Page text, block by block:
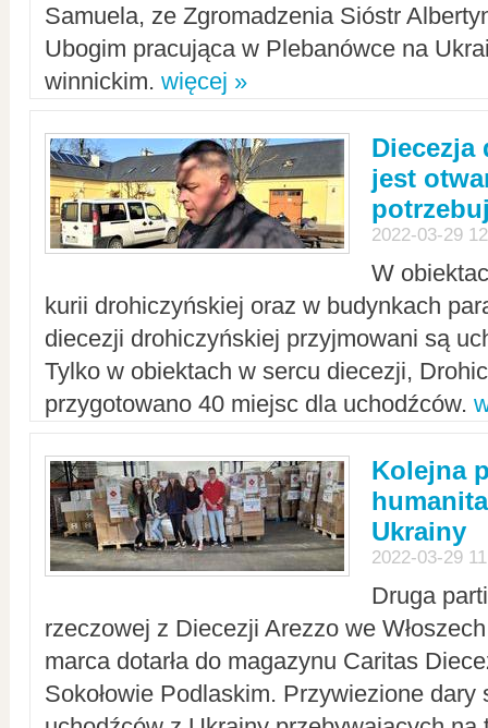
Samuela, ze Zgromadzenia Sióstr
Ubogim pracująca w Plebanówce na
winnickim. więcej »
Diecezja
jest
2022-03-29
W
kurii drohiczyńskiej oraz w budynkach
diecezji drohiczyńskiej przyjmowani są
Tylko w obiektach w sercu diecezji,
przygotowano 40 miejsc dla uchodźców.
Kolejna
Ukrainy
2022-03-29
Druga
rzeczowej z Diecezji Arezzo we
marca dotarła do magazynu Caritas
Sokołowie Podlaskim. Przywiezione dary